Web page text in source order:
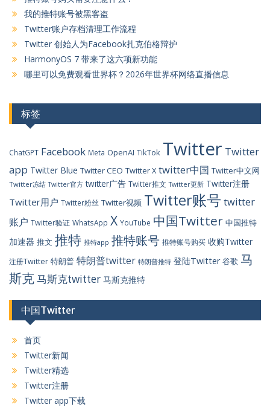
我的推特账号被黑客盗
Twitter账户存档清理工作流程
Twitter 创始人为Facebook扎克伯格辩护
HarmonyOS 7 带来了这六项新功能
哪里可以免费观看世界杯？2026年世界杯网络直播信息
标签
ChatGPT Facebook Meta OpenAI TikTok Twitter Twitter
app Twitter Blue Twitter CEO Twitter X twitter中国 Twitter中文网
Twitter冻结 Twitter官方 twitter广告 Twitter推文 Twitter更新 Twitter注册
Twitter用户 Twitter粉丝 Twitter视频 Twitter账号 twitter
账户 Twitter验证 WhatsApp X YouTube 中国Twitter 中国推特
加速器 推文 推特 推特app 推特账号 推特账号购买 收购Twitter
注册Twitter 特朗普 特朗普twitter 特朗普推特 登陆Twitter 谷歌 马
斯克马斯克twitter 马斯克推特
中国Twitter
首页
Twitter新闻
Twitter精选
Twitter注册
Twitter app下载